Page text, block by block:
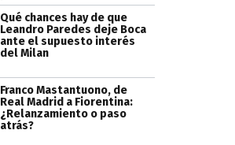
Qué chances hay de que
Leandro Paredes deje Boca
ante el supuesto interés
del Milan
Franco Mastantuono, de
Real Madrid a Fiorentina:
¿Relanzamiento o paso
atrás?